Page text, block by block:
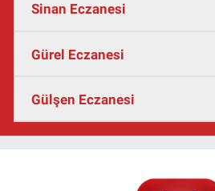
Sinan Eczanesi
Gürel Eczanesi
Gülşen Eczanesi